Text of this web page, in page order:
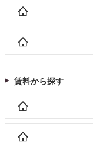
賃料から探す